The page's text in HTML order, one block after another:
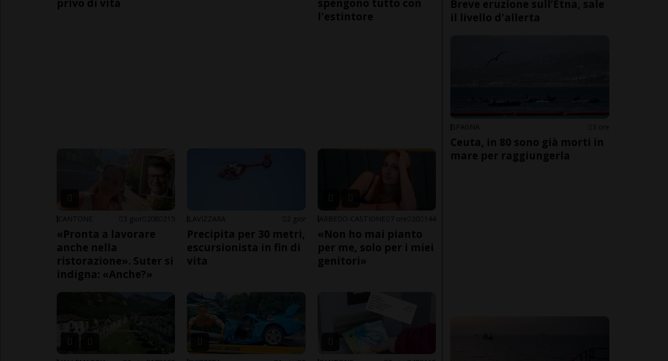
privo di vita
spengono tutto con
l'estintore
CANTONE 3 gior 208 215
«Pronta a lavorare
anche nella
ristorazione». Suter si
indigna: «Anche?»
LAVIZZARA 2 gior
Precipita per 30 metri,
escursionista in fin di
vita
ARBEDO-CASTIONE 7 ore 20 144
«Non ho mai pianto
per me, solo per i miei
genitori»
Breve eruzione sull’Etna, sale
il livello d'allerta
SPAGNA 3 ore
Ceuta, in 80 sono già morti in
mare per raggiungerla